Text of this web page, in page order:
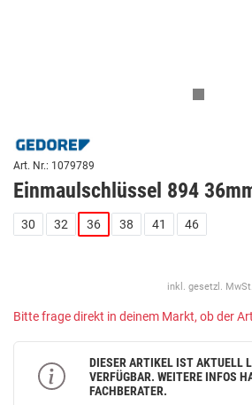
Art. Nr.: 1079789
Einmaulschlüssel 894
30 32 36 38 41 46
inkl. gesetzl.
Bitte frage direkt in deinem Markt, ob der
DIESER ARTIKEL IST AKTUELL
VERFÜGBAR. WEITERE INFOS
FACHBERATER.